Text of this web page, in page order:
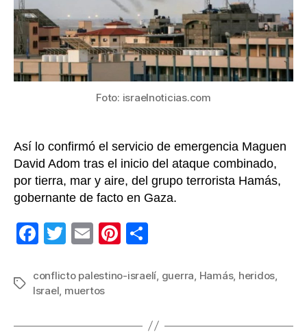
en
el
de
Foto: israelnoticias.com
Así lo confirmó el servicio de emergencia Maguen
David Adom tras el inicio del ataque combinado,
por tierra, mar y aire, del grupo terrorista Hamás,
gobernante de facto en Gaza.
F
c
e
b
T
tt
er
E
ail
Pi
er
st
m
ar
Etiquetas
conflicto palestino-israelí, guerra, Hamás, heridos,
Israel, muertos